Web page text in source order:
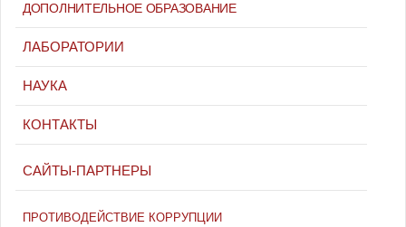
ДОПОЛНИТЕЛЬНОЕ ОБРАЗОВАНИЕ
ЛАБОРАТОРИИ
НАУКА
КОНТАКТЫ
САЙТЫ-ПАРТНЕРЫ
ПРОТИВОДЕЙСТВИЕ КОРРУПЦИИ